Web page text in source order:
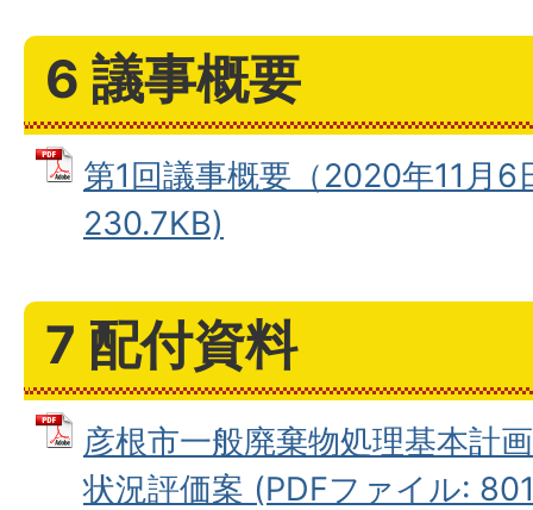
6 議事概要
第1回議事概要（2020年11月
230.7KB)
7 配付資料
彦根市一般廃棄物処理基本計
状況評価案 (PDFファイル: